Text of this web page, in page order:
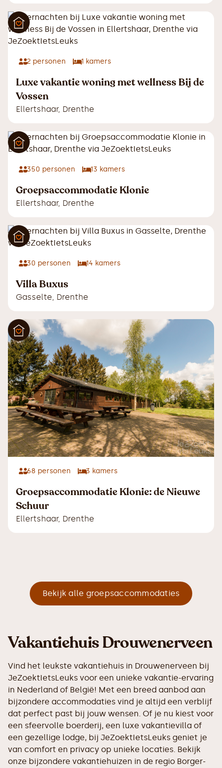
2 personen 1 kamers
Luxe vakantie woning met wellness Bij de
Vossen
Ellertshaar, Drenthe
350 personen 13 kamers
Groepsaccommodatie Klonie
Ellertshaar, Drenthe
30 personen 14 kamers
Villa Buxus
Gasselte, Drenthe
68 personen 3 kamers
Groepsaccommodatie Klonie: de Nieuwe
Schuur
Ellertshaar, Drenthe
Bekijk alle groepsaccommodaties
Vakantiehuis Drouwenerveen
Vind het leukste vakantiehuis in Drouwenerveen bij
JeZoektIetsLeuks voor een unieke vakantie-ervaring
in Nederland of België! Met een breed aanbod aan
bijzondere accommodaties vind je altijd een verblijf
dat perfect past bij jouw wensen. Of je nu kiest voor
een sfeervolle boerderij, een luxe vakantievilla of
een gezellige lodge, bij JeZoektIetsLeuks geniet je
van comfort en privacy op unieke locaties. Bekijk
onze bijzondere vakantiehuizen in de regio Borger-